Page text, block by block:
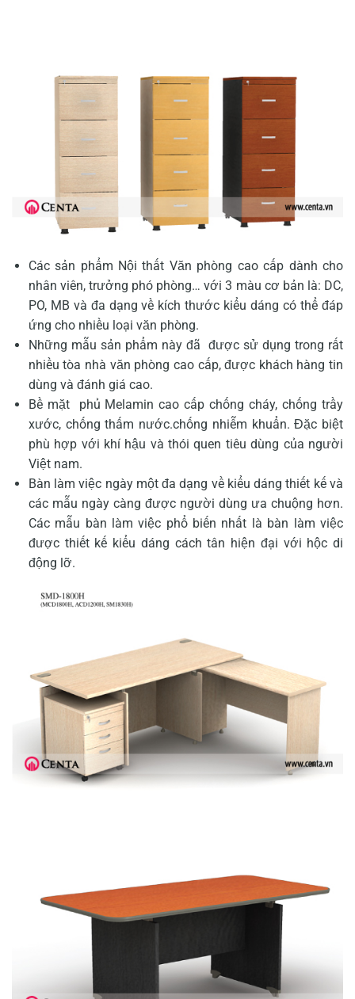
Các sản phẩm Nội thất Văn phòng cao cấp dành cho
nhân viên, trưởng phó phòng… với 3 màu cơ bản là: DC,
PO, MB và đa dạng về kích thước kiểu dáng có thể đáp
ứng cho nhiều loại văn phòng.
Những mẫu sản phẩm này đã được sử dụng trong rất
nhiều tòa nhà văn phòng cao cấp, được khách hàng tin
dùng và đánh giá cao.
Bề mặt phủ Melamin cao cấp chống cháy, chống trầy
xước, chống thấm nước.chống nhiễm khuẩn. Đặc biệt
phù hợp với khí hậu và thói quen tiêu dùng của người
Việt nam.
Bàn làm việc ngày một đa dạng về kiểu dáng thiết kế và
các mẫu ngày càng được người dùng ưa chuộng hơn.
Các mẫu bàn làm việc phổ biến nhất là bàn làm việc
được thiết kế kiểu dáng cách tân hiện đại với hộc di
động lỡ.